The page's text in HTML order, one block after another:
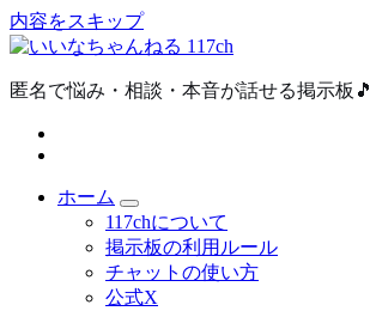
内容をスキップ
匿名で悩み・相談・本音が話せる掲示板🎵
ホーム
117chについて
掲示板の利用ルール
チャットの使い方
公式X